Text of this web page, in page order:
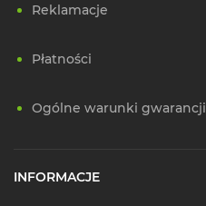
Reklamacje
Płatności
Ogólne warunki gwarancji
INFORMACJE